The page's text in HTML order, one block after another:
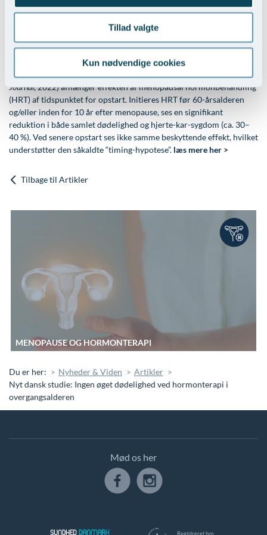
Tillad valgte
Kun nødvendige cookies
Vi følger din udvikling tæt og finjusterer løbende for at sikre bedst
mulig lindring, balance og trivsel. Læs mere her >
Andre videnskabelige studier
eks.: Et større review og meta-analyse (Hodis & Mack,Cancer
Journal, 2022) afhænger effekten af menopausal hormonbehandling
(HRT) af tidspunktet for opstart. Initieres HRT før 60-årsalderen
og/eller inden for 10 år efter menopause, ses en signifikant
reduktion i både samlet dødelighed og hjerte-kar-sygdom (ca. 30–
40 %). Ved senere opstart ses ikke samme beskyttende effekt, hvilket
understøtter den såkaldte “timing-hypotese”. læs mere her >
Tilbage til Artikler
MENOPAUSE OG HORMONTERAPI
Du er her: Nyheder & Viden
Artikler
Nyt dansk studie: Ingen øget dødelighed ved hormonterapi i
overgangsalderen
Registreret hos
Mød os her